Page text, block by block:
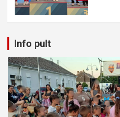
Info pult